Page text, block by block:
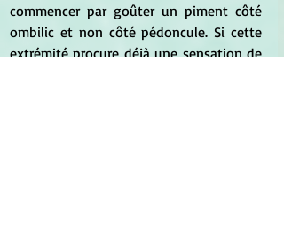
commencer par goûter un piment côté
ombilic et non côté pédoncule. Si cette
extrémité procure déjà une sensation de